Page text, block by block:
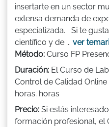
insertarte en un sector
extensa demanda de
especializada. Si te
científico y de ... ver
Método: Curso FP
Duración: El Curso de
Control de Calidad
horas. horas
Precio: Si estás
formación profesional, el